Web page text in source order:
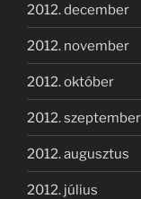
2012. december
2012. november
2012. október
2012. szeptember
2012. augusztus
2012. július